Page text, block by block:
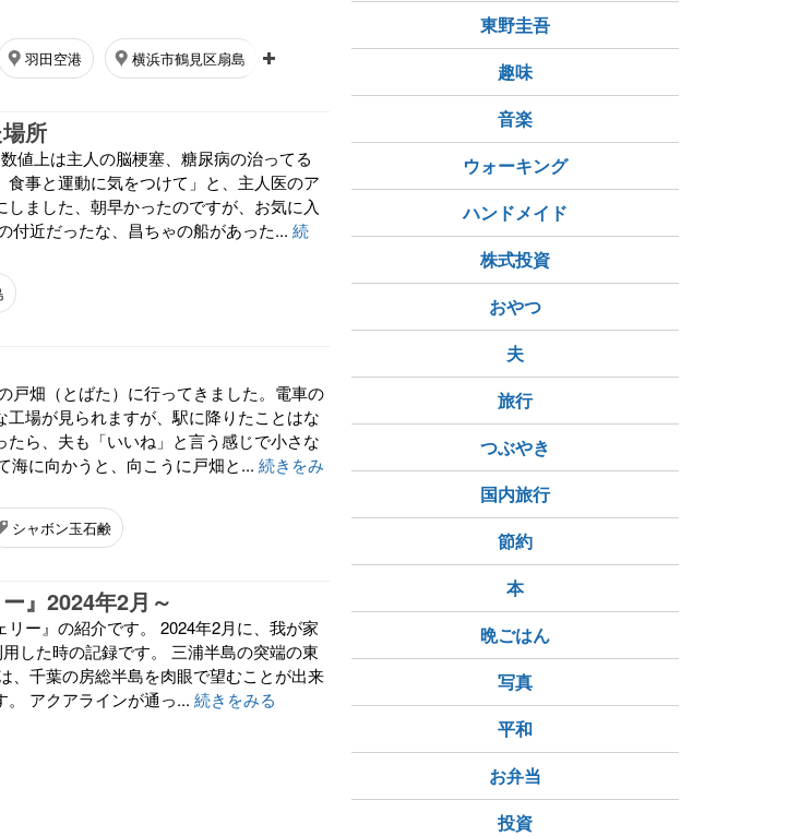
羽田空港 横浜市鶴見区扇島 横浜ベイブリッジ
所
値上は主人の脳梗塞、糖尿病の治ってる
事と運動に気をつけて」と、主人医のア
ました、朝早かったのですが、お気に入
付近だったな、昌ちゃの船があった... 続
戸畑（とばた）に行ってきました。電車の
場が見られますが、駅に降りたことはな
ら、夫も「いいね」と言う感じで小さな
海に向かうと、向こうに戸畑と... 続きをみ
シャボン玉石鹸
』2024年2月～
ー』の紹介です。 2024年2月に、我が家
した時の記録です。 三浦半島の突端の東
、千葉の房総半島を肉眼で望むことが出来
。 アクアラインが通っ... 続きをみる
東野圭吾
趣味
音楽
ウォーキング
ハンドメイド
株式投資
おやつ
夫
旅行
つぶやき
国内旅行
節約
本
晩ごはん
写真
平和
お弁当
投資